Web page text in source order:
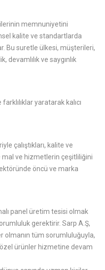
memnuniyetini
kalite ve standartlarda
Bu suretle ülkesi, müşterileri,
devamlılık ve saygınlık
yaratarak kalıcı
çalıştıkları, kalite ve
ve hizmetlerin çeşitliliğini
öncü ve marka
panel üretim tesisi olmak
gerektirir. Sarp A.Ş,
olmanın tüm sorumluluğuyla,
ürünler hizmetine devam